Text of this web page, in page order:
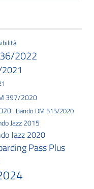
2022
397/2020
Bando DM 515/2020
Jazz 2015
Jazz 2020
Pass Plus